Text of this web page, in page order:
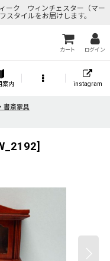
ーク ウィンチェスター（マー
スタイルをお届けします。
カート ログイン
案内 instagram
書斎家具
]